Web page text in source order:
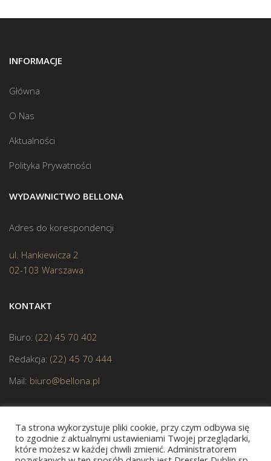
INFORMACJE
Główna
O Nas
Aktualności
Polityka Prywatności
WYDAWNICTWO BELLONA
Adres do korespondencji
ul. Hankiewicza 2
02-103 Warszawa
KONTAKT
Biuro: (22) 45 70 402
Redakcja: (22) 45 70 444
Mail: biuro@bellona.pl
Ta strona wykorzystuje pliki cookie, przy czym odbywa się
to zgodnie z aktualnymi ustawieniami Twojej przeglądarki,
które możesz w każdej chwili zmienić. Administratorem